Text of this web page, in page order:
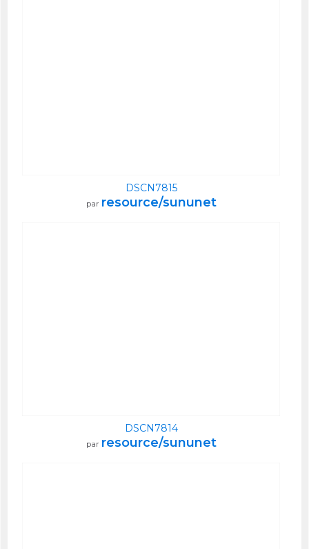
DSCN7815
par resource/sununet
DSCN7814
par resource/sununet